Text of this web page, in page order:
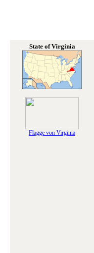
State of Virginia
Flagge von Virginia